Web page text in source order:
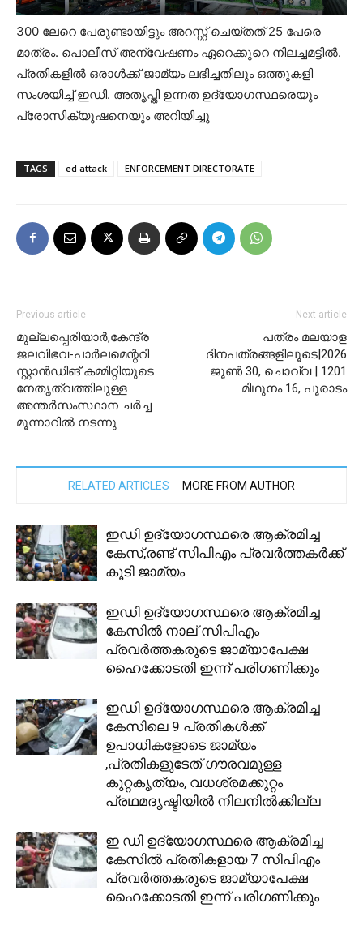
300 ലേറെ പേരുണ്ടായിട്ടും അറസ്റ്റ് ചെയ്തത് 25 പേരെ
മാത്രം. പൊലീസ് അന്വേഷണം ഏറെക്കുറെ നിലച്ചമട്ടിൽ.
പ്രതികളിൽ ഒരാൾക്ക് ജാമ്യം ലഭിച്ചതിലും ഒത്തുകളി
സംശയിച്ച് ഇഡി. അതൃപ്തി ഉന്നത ഉദ്യോഗസ്ഥരെയും
പ്രോസിക്യൂഷനെയും അറിയിച്ചു
TAGS ed attack ENFORCEMENT DIRECTORATE
Previous article
മുല്ലപ്പെരിയാർ,കേന്ദ്ര
ജലവിഭവ-പാർലമെന്ററി
സ്റ്റാൻഡിങ് കമ്മിറ്റിയുടെ
നേതൃത്വത്തിലുള്ള
അന്തർസംസ്ഥാന ചർച്ച
മൂന്നാറിൽ നടന്നു
Next article
പത്രം മലയാള
ദിനപത്രങ്ങളിലൂടെ|2026
ജൂണ്‍ 30, ചൊവ്വ | 1201
മിഥുനം 16, പൂരാടം
RELATED ARTICLES MORE FROM AUTHOR
ഇഡി ഉദ്യോഗസ്ഥരെ ആക്രമിച്ച
കേസ്,രണ്ട് സിപിഎം പ്രവര്‍ത്തകര്‍ക്ക്
കൂടി ജാമ്യം
ഇഡി ഉദ്യോഗസ്ഥരെ ആക്രമിച്ച
കേസില്‍ നാല് സിപിഎം
പ്രവര്‍ത്തകരുടെ ജാമ്യാപേക്ഷ
ഹൈക്കോടതി ഇന്ന് പരിഗണിക്കും
ഇഡി ഉദ്യോഗസ്ഥരെ ആക്രമിച്ച
കേസിലെ 9 പ്രതികള്‍ക്ക്
ഉപാധികളോടെ ജാമ്യം
,പ്രതികളുടേത് ഗൗരവമുള്ള
കുറ്റകൃത്യം, വധശ്രമക്കുറ്റം
പ്രഥമദൃഷ്ടിയില്‍ നിലനില്‍ക്കില്ല
ഇ ഡി ഉദ്യോഗസ്ഥരെ ആക്രമിച്ച
കേസിൽ പ്രതികളായ 7 സിപിഎം
പ്രവർത്തകരുടെ ജാമ്യാപേക്ഷ
ഹൈക്കോടതി ഇന്ന് പരിഗണിക്കും